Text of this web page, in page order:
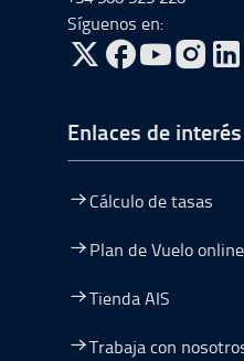
Síguenos en:
ir a Twitter, abre en
ir a Facebook,
ir a ir a
Enlaces de interés
Cálculo de tasas
Plan de Vuelo online
Tienda AIS
Trabaja con